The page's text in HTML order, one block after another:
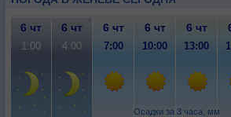
Осадки за 3 часа, мм
6 чт 6 чт 6 чт 6 чт 6 чт
1:00 4:00 7:00 10:00 13:00